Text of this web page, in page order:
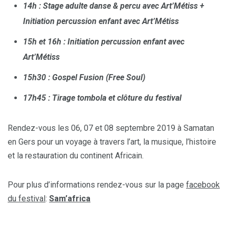
14h : Stage adulte danse & percu avec Art’Métiss +
Initiation percussion enfant avec Art’Métiss
​​​15h et 16h : Initiation percussion enfant avec
Art’Métiss
​15h30 : Gospel Fusion (Free Soul)
17h45 : Tirage tombola et clôture du festival
Rendez-vous les 06, 07 et 08 septembre 2019 à Samatan
en Gers pour un voyage à travers l’art, la musique, l’histoire
et la restauration du continent Africain.
Pour plus d’informations rendez-vous sur la page facebook
du festival : Sam’africa